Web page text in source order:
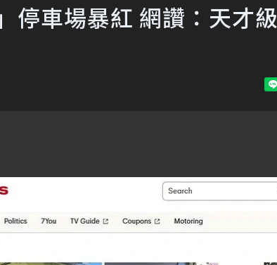
停車場暴紅 網讚：天才級